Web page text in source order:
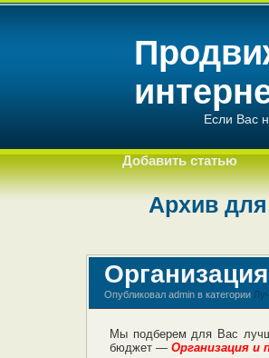
Если Вас
Добавить статью
Архив для
Опубликовал admin в категории
Мы подберем для Вас
бюджет — Организация и